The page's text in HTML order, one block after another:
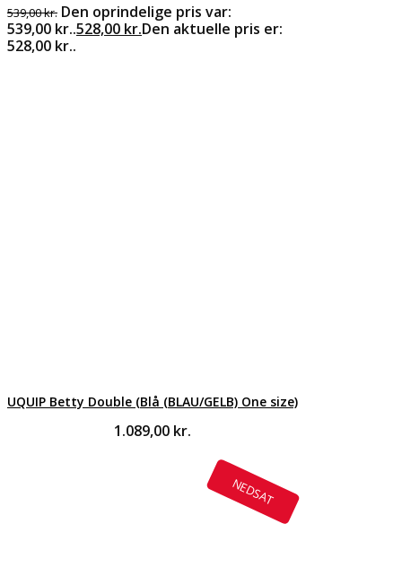
539,00kr. Den oprindelige pris var:
539,00 kr..528,00 kr.Den aktuelle pris er:
528,00 kr..
UQUIP Betty Double (Blå (BLAU/GELB) One size)
1.089,00 kr.
NEDSAT